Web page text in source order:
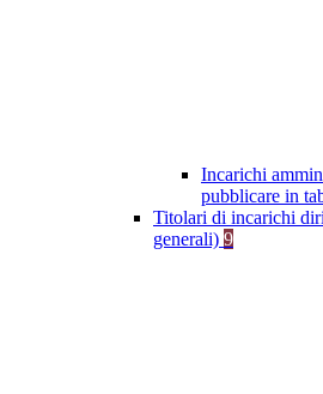
Incarichi
pubblicare in
Titolari di incarichi
generali) 9